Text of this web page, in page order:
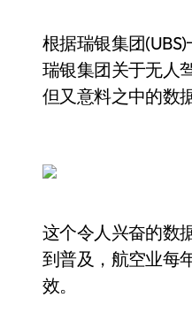
根据瑞银集团
瑞银集团关于无人
但又意料之中的数据
这个令人兴奋的数
到普及，航空业每
效。